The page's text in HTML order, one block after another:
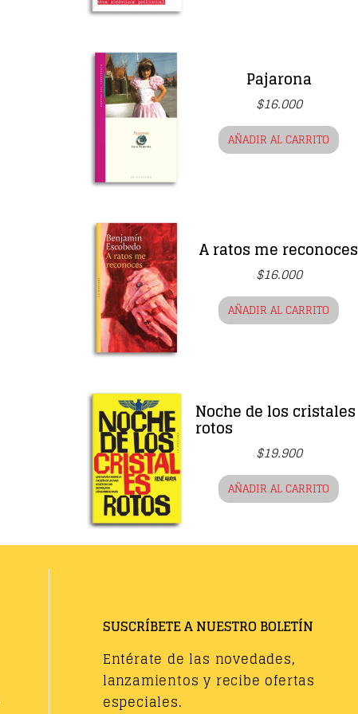
Pajarona
$16.000
AÑADIR AL CARRITO
A ratos me reconoces
$16.000
AÑADIR AL CARRITO
Noche de los cristales
rotos
$19.900
AÑADIR AL CARRITO
SUSCRÍBETE A NUESTRO BOLETÍN
Entérate de las novedades,
lanzamientos y recibe ofertas
especiales.